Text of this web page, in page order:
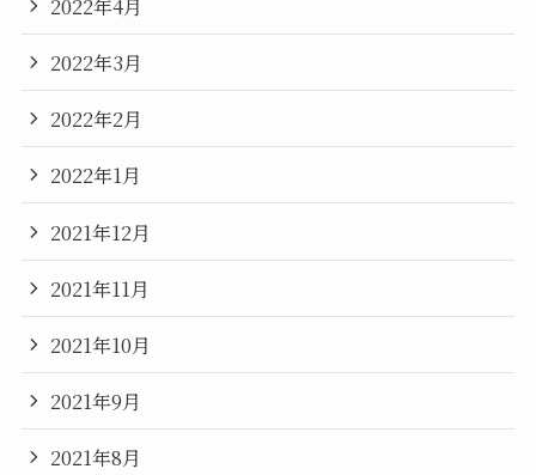
2022年4月
2022年3月
2022年2月
2022年1月
2021年12月
2021年11月
2021年10月
2021年9月
2021年8月